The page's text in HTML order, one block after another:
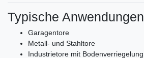
Typische Anwendungen
Garagentore
Metall- und Stahltore
Industrietore mit Bodenverriegelung